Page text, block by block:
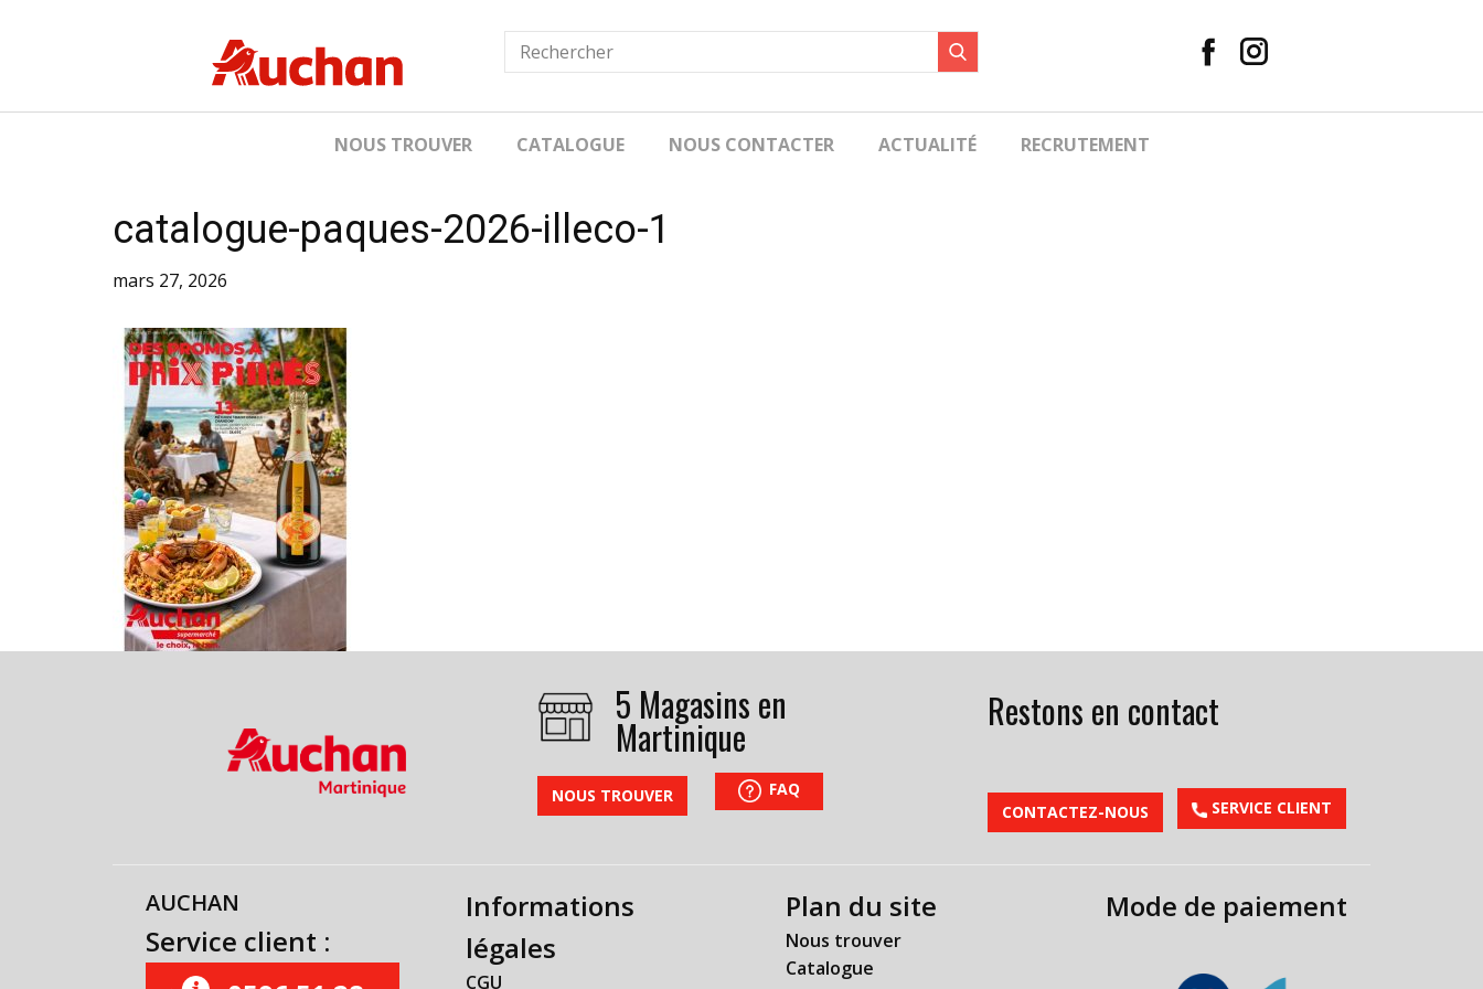
NOUS TROUVER CATALOGUE NOUS CONTACTER ACTUALITÉ RECRUTEMENT
catalogue-paques-2026-illeco-1
mars 27, 2026
5 Magasins en
Martinique
NOUS TROUVER FAQ
Restons en contact
CONTACTEZ-NOUS ​SERVICE CLIENT
AUCHAN
Service client :
Informations
légales
CGU
Plan du site
Nous trouver
Catalogue
Mode de paiement